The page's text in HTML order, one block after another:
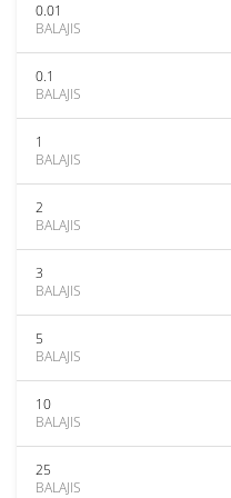
0.01
BALAJIS
0.1
BALAJIS
1
BALAJIS
2
BALAJIS
3
BALAJIS
5
BALAJIS
10
BALAJIS
25
BALAJIS